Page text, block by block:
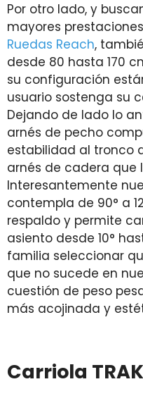
Por otro lado, y
mayores
Ruedas Reach,
desde 80 hasta 170
su configuración
usuario sostenga su
Dejando de lado lo
arnés de pecho
estabilidad al tronco
arnés de cadera que
Interesantemente
contempla de 90° a
respaldo y permite
asiento desde 10°
familia seleccionar
que no sucede en
cuestión de peso
más acojinada y
Carriola TRAK